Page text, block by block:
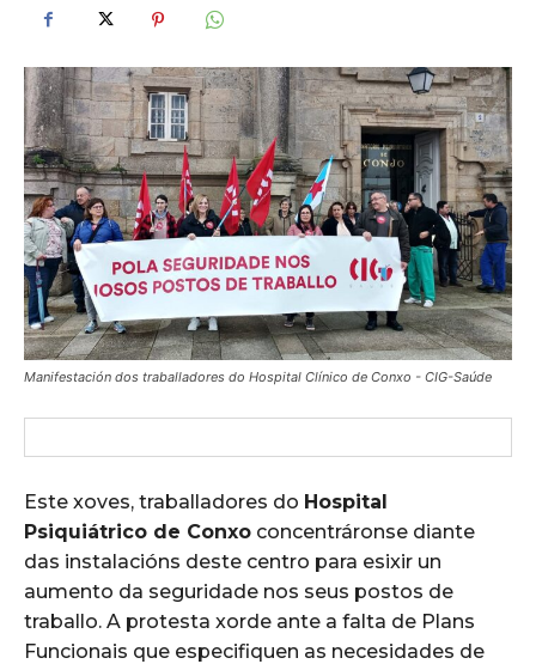
Manifestación dos traballadores do Hospital Clínico de Conxo - CIG-Saúde
Este xoves, traballadores do Hospital
Psiquiátrico de Conxo concentráronse diante
das instalacións deste centro para esixir un
aumento da seguridade nos seus postos de
traballo. A protesta xorde ante a falta de Plans
Funcionais que especifiquen as necesidades de